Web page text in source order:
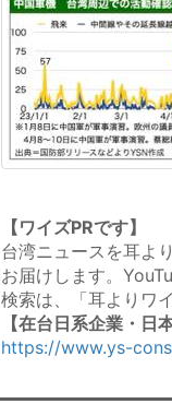
【ワイズPRです】
台湾ニュースを耳よ
お届けします。
検索は、「耳よりワ
【在台日系企業・日
https://www.ys-